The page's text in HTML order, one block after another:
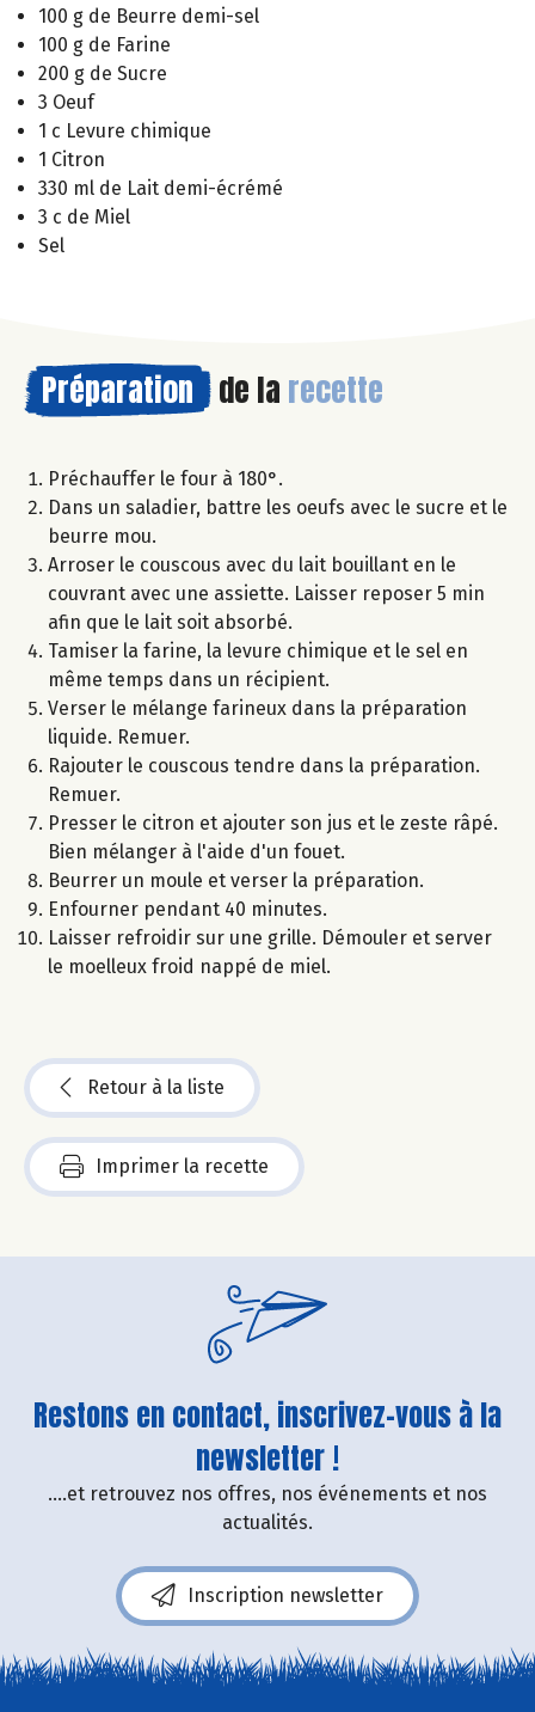
100 g de Beurre demi-sel
100 g de Farine
200 g de Sucre
3 Oeuf
1 c Levure chimique
1 Citron
330 ml de Lait demi-écrémé
3 c de Miel
Sel
Préparation de la recette
Préchauffer le four à 180°.
Dans un saladier, battre les oeufs avec le sucre et le
beurre mou.
Arroser le couscous avec du lait bouillant en le
couvrant avec une assiette. Laisser reposer 5 min
afin que le lait soit absorbé.
Tamiser la farine, la levure chimique et le sel en
même temps dans un récipient.
Verser le mélange farineux dans la préparation
liquide. Remuer.
Rajouter le couscous tendre dans la préparation.
Remuer.
Presser le citron et ajouter son jus et le zeste râpé.
Bien mélanger à l'aide d'un fouet.
Beurrer un moule et verser la préparation.
Enfourner pendant 40 minutes.
Laisser refroidir sur une grille. Démouler et server
le moelleux froid nappé de miel.
Retour à la liste
Imprimer la recette
Restons en contact, inscrivez-vous à la
newsletter !
....et retrouvez nos offres, nos événements et nos
actualités.
Inscription newsletter